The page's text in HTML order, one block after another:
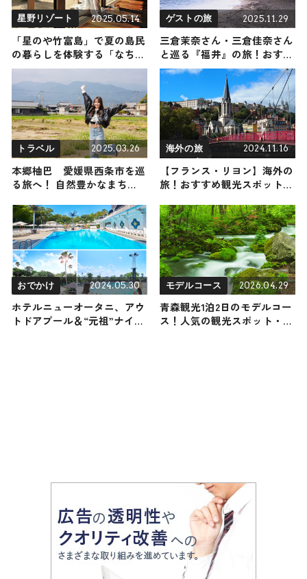
星野リゾート 2025.05.14
「星のや竹富島」で夏の島民
の暮らしを体験する「なちゆ
くい島時間」を6月1日（日）
から開催
ゲストの旅 2025.11.29
三倉茉奈さん・三倉佳奈さん
と巡る『福井』の旅！おすす
めの観光・グルメをご紹介
2025年11月29日放送
トラベル 2025.03.26
本郷柚巴 愛媛県西条市を巡
る旅へ！ 自然豊かなまち
喫！
海外の旅 2024.11.16
【フランス・リヨン】海外の
旅！おすすめ観光スポットや
16日放送
おでかけ 2024.05.30
ホテルニューオータニ、アウ
トドアプール＆“元祖”ナイト
モデルコース 2026.04.29
青森観光1泊2日のモデルコー
ス！人気の観光スポット・名